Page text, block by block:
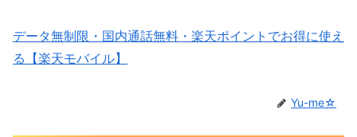
データ無制限・国内通話無料・楽天ポイントでお得に使え
る【楽天モバイル】
Yu-me☆